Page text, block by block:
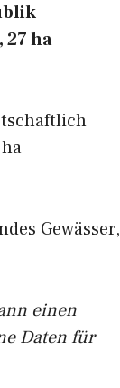
ha
Gewässer,
einen
Daten für